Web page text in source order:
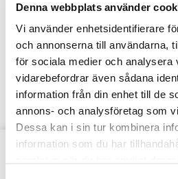
Denna webbplats använder
Vi använder enhetsidentifierare
och annonserna till användarna,
för sociala medier och analysera
vidarebefordrar även sådana
information från din enhet till de
annons- och analysföretag som
Dessa kan i sin tur kombinera
information som du har
VÅRT